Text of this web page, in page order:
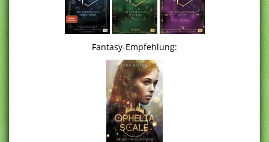
Fantasy-Empfehlung: